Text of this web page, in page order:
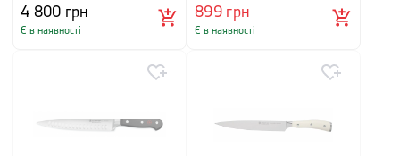
4 800 грн
Є в наявності
899грн
Є в наявності